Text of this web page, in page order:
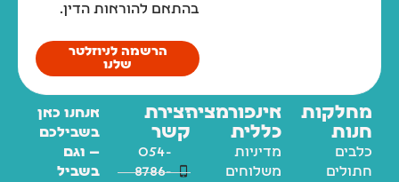
₪69
₪59
₪75
69
בהתאם להוראות הדין.
הרשמה לניוזלטר
שלנו
מחלקות
חנות
כלבים
חתולים
אינפורמציה
כללית
מדיניות
משלוחים
יצירת
קשר
054-
8786-
אנחנו כאן
בשבילכם
— וגם
בשביל